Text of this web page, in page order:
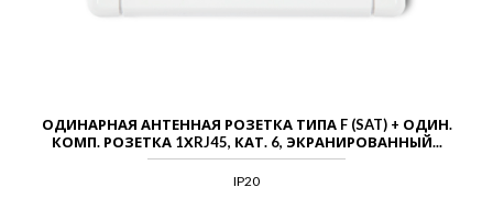
ОДИНАРНАЯ АНТЕННАЯ РОЗЕТКА ТИПА F (SAT) + ОДИН.
КОМП. РОЗЕТКА 1ХRJ45, КАТ. 6, ЭКРАНИРОВАННЫЙ...
IP20